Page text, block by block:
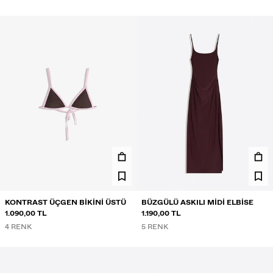
KONTRAST ÜÇGEN BIKINI ÜSTÜ
1.090,00 TL
4 RENK
BÜZGÜLÜ ASKILI MIDI ELBISE
1.190,00 TL
5 RENK